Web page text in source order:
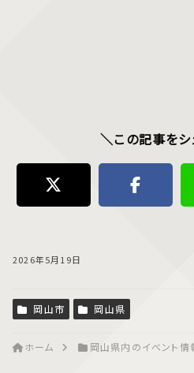
＼この記事をシ
2026年5月19日
岡山市 岡山県
ホーム 岡山県内のイベント情